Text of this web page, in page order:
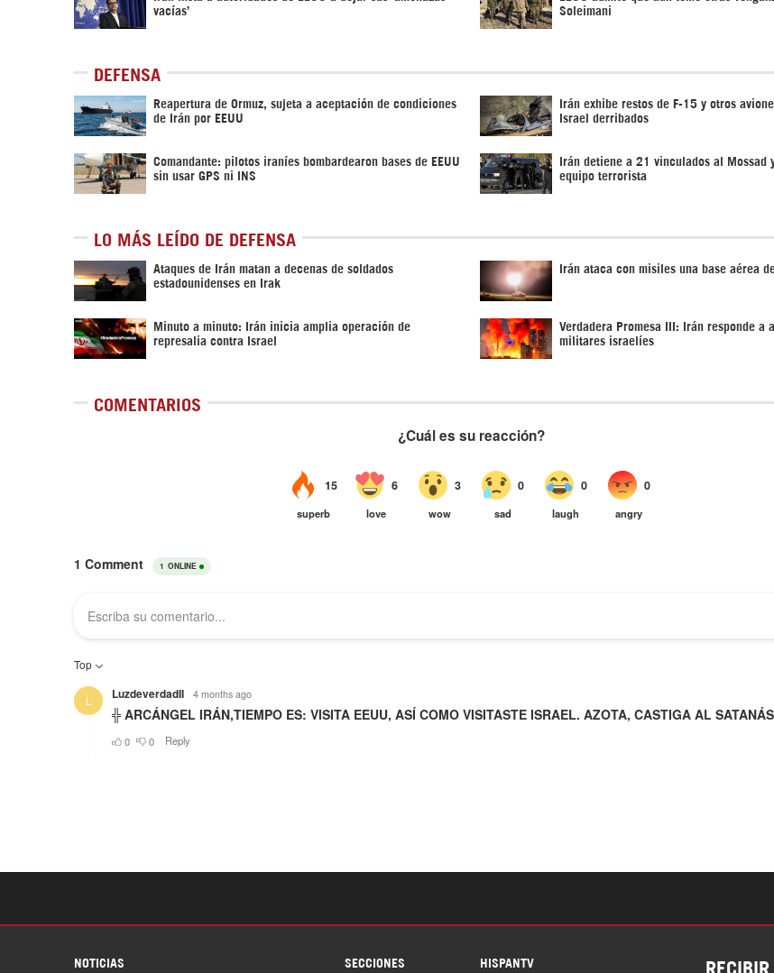
vacías’ Soleimani
DEFENSA
Reapertura de Ormuz, sujeta a aceptación de condiciones
de Irán por EEUU
Irán exhibe restos de F-15 y otros
Israel derribados
Comandante: pilotos iraníes bombardearon bases de EEUU
sin usar GPS ni INS
Irán detiene a 21 vinculados al Mossad
equipo terrorista
LO MÁS LEÍDO DE DEFENSA
Ataques de Irán matan a decenas de soldados
estadounidenses en Irak
Irán ataca con misiles una base aérea
Minuto a minuto: Irán inicia amplia operación de
represalia contra Israel
Verdadera Promesa III: Irán responde a
militares israelíes
COMENTARIOS
NOTICIAS SECCIONES HISPANTV